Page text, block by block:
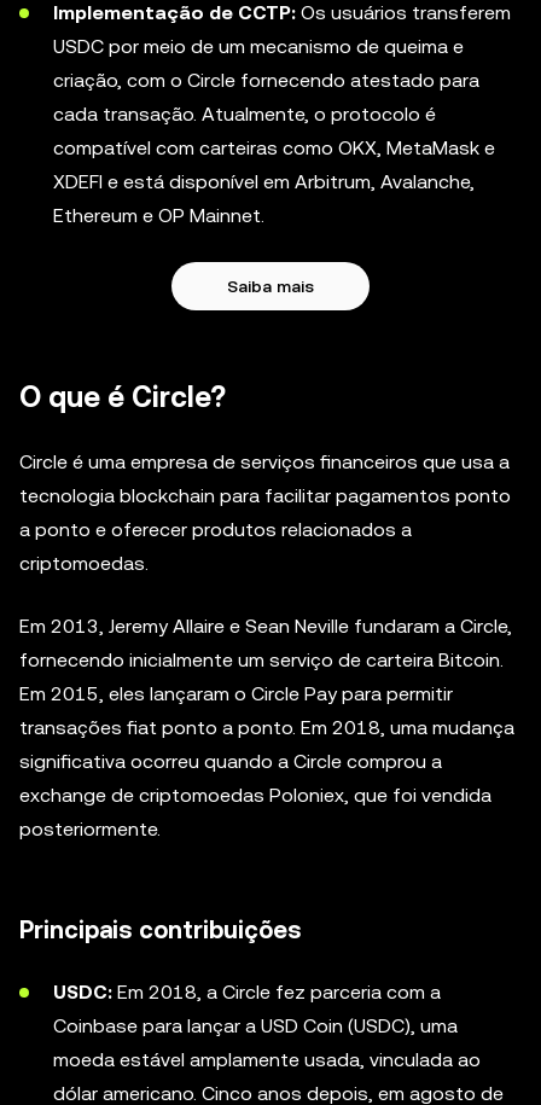
Implementação de CCTP: Os usuários transferem
USDC por meio de um mecanismo de queima e
criação, com o Circle fornecendo atestado para
cada transação. Atualmente, o protocolo é
compatível com carteiras como OKX, MetaMask e
XDEFI e está disponível em Arbitrum, Avalanche,
Ethereum e OP Mainnet.
Saiba mais
O que é Circle?
Circle é uma empresa de serviços financeiros que usa a
tecnologia blockchain para facilitar pagamentos ponto
a ponto e oferecer produtos relacionados a
criptomoedas.
Em 2013, Jeremy Allaire e Sean Neville fundaram a Circle,
fornecendo inicialmente um serviço de carteira Bitcoin.
Em 2015, eles lançaram o Circle Pay para permitir
transações fiat ponto a ponto. Em 2018, uma mudança
significativa ocorreu quando a Circle comprou a
exchange de criptomoedas Poloniex, que foi vendida
posteriormente.
Principais contribuições
USDC: Em 2018, a Circle fez parceria com a
Coinbase para lançar a USD Coin (USDC), uma
moeda estável amplamente usada, vinculada ao
dólar americano. Cinco anos depois, em agosto de